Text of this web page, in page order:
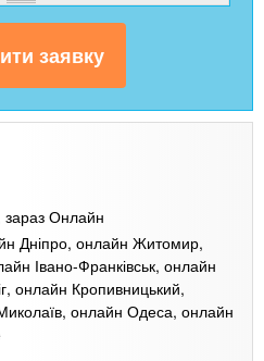
зараз Онлайн
Дніпро, онлайн Житомир,
Івано-Франківськ, онлайн
онлайн Кропивницький,
онлайн Одеса, онлайн